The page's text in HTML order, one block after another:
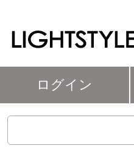
ログイン